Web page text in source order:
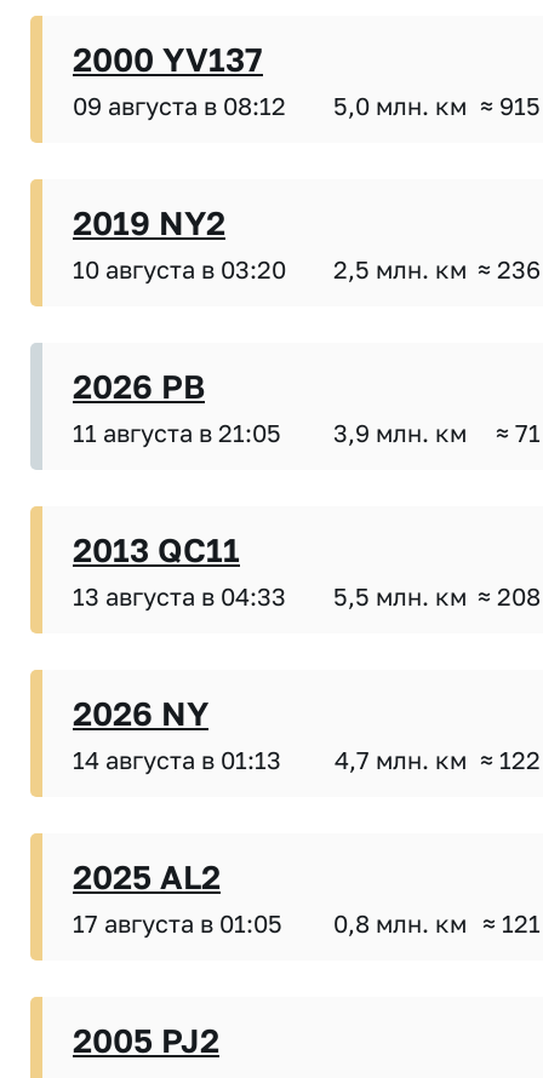
2000 YV137
09 августа в 08:12 5,0 млн. км ≈
2019 NY2
10 августа в 03:20 2,5 млн. км ≈
2026 PB
11 августа в 21:05 3,9 млн. км ≈
2013 QC11
13 августа в 04:33 5,5 млн. км ≈
2026 NY
14 августа в 01:13 4,7 млн. км ≈
2025 AL2
17 августа в 01:05 0,8 млн. км ≈
2005 PJ2